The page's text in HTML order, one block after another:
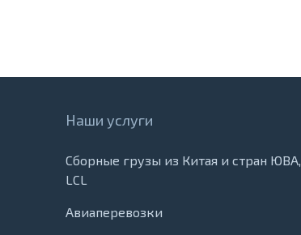
Наши услуги
Сборные грузы из Китая и стран ЮВА,
LCL
Авиаперевозки